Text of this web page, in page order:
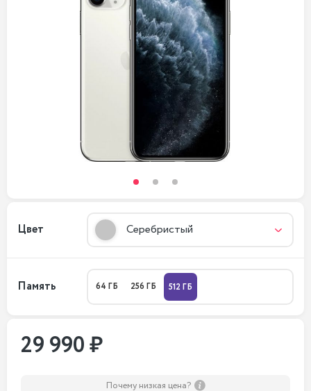
Цвет Серебристый
Память 64 ГБ 256 ГБ 512 ГБ
29 990 ₽
Почему низкая цена?